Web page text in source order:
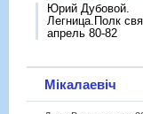
Юрий Дубовой.
Легница.Полк
апрель 80-82
Мікалаевіч